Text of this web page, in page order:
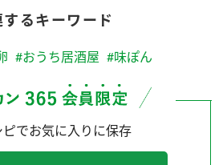
するキーワード
#おうち居酒屋 #味ぽん
でお気に入りに保存